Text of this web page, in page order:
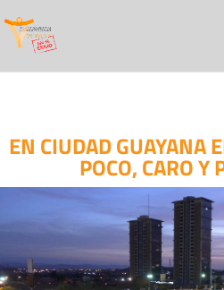
EN CIUDAD GUAYANA
POCO, CARO Y